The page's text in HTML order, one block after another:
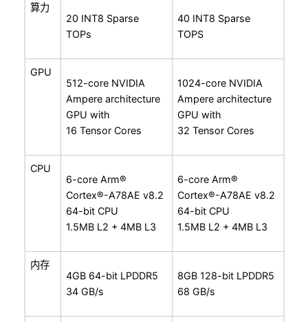
算力
20 INT8 Sparse
TOPs
40 INT8 Sparse
TOPS
GPU
512-core NVIDIA
Ampere architecture
GPU with
16 Tensor Cores
1024-core NVIDIA
Ampere architecture
GPU with
32 Tensor Cores
CPU
6-core Arm®
Cortex®-A78AE v8.2
64-bit CPU
1.5MB L2 + 4MB L3
6-core Arm®
Cortex®-A78AE v8.2
64-bit CPU
1.5MB L2 + 4MB L3
内存
4GB 64-bit LPDDR5
34 GB/s
8GB 128-bit LPDDR5
68 GB/s